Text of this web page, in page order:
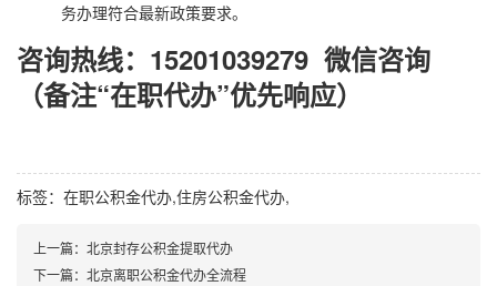
务办理符合最新政策要求。
咨询热线：15201039279 微信咨询
（备注“在职代办”优先响应）
标签： 在职公积金代办,住房公积金代办,
上一篇： 北京封存公积金提取代办
下一篇： 北京离职公积金代办全流程